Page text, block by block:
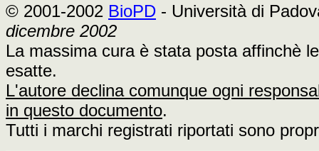
© 2001-2002 BioPD - Università di
dicembre 2002
La massima cura è stata posta affinchè
esatte.
L'autore declina comunque ogni
in questo documento.
Tutti i marchi registrati riportati sono